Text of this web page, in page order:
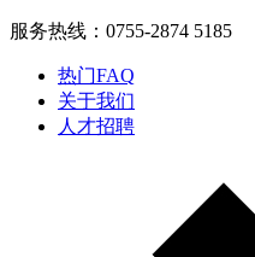
服务热线：0755-2874 5185
热门FAQ
关于我们
人才招聘